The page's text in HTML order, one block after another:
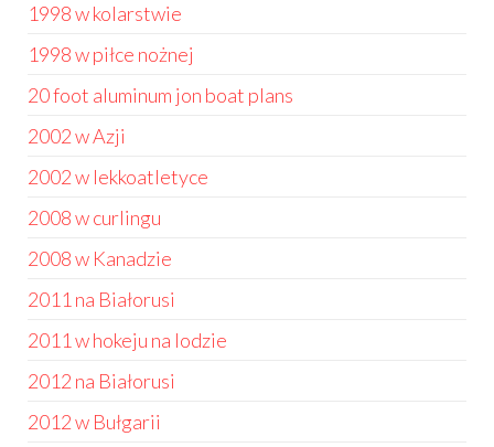
1998 w kolarstwie
1998 w piłce nożnej
20 foot aluminum jon boat plans
2002 w Azji
2002 w lekkoatletyce
2008 w curlingu
2008 w Kanadzie
2011 na Białorusi
2011 w hokeju na lodzie
2012 na Białorusi
2012 w Bułgarii